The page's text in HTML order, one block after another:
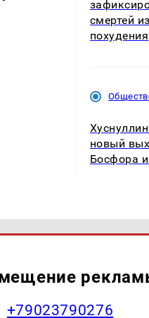
смертей
похудения
новый
Босфора
+79023790276